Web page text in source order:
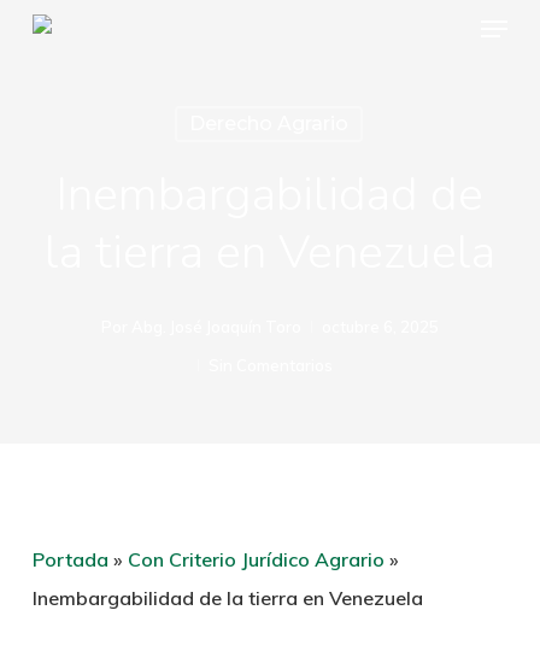
Skip
Portada » Con Criterio Jurídico Agrario »
Inembargabilidad de la tierra en Venezuela